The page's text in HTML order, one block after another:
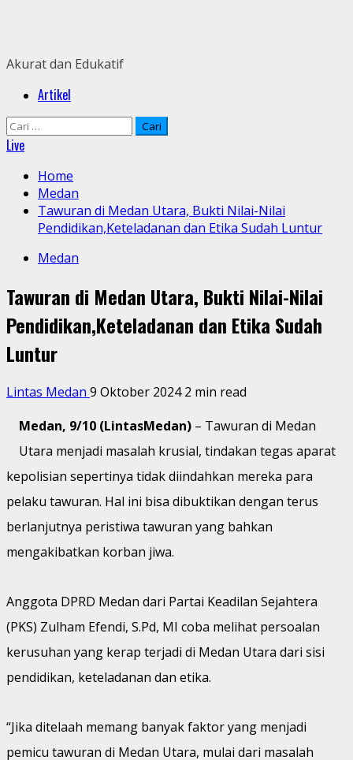
Akurat dan Edukatif
PrimaryArtikel
Cari
untuk:
Live
Home
Medan
Tawuran di Medan Utara, Bukti Nilai-Nilai
Pendidikan,Keteladanan dan Etika Sudah Luntur
Medan
Tawuran di Medan Utara, Bukti Nilai-Nilai
Pendidikan,Keteladanan dan Etika Sudah
Luntur
Lintas Medan 9 Oktober 20242 min read
Medan, 9/10 (LintasMedan) – Tawuran di Medan
Utara menjadi masalah krusial, tindakan tegas aparat
kepolisian sepertinya tidak diindahkan mereka para
pelaku tawuran. Hal ini bisa dibuktikan dengan terus
berlanjutnya peristiwa tawuran yang bahkan
mengakibatkan korban jiwa.
Anggota DPRD Medan dari Partai Keadilan Sejahtera
(PKS) Zulham Efendi, S.Pd, MI coba melihat persoalan
kerusuhan yang kerap terjadi di Medan Utara dari sisi
pendidikan, keteladanan dan etika.
“Jika ditelaah memang banyak faktor yang menjadi
pemicu tawuran di Medan Utara, mulai dari masalah